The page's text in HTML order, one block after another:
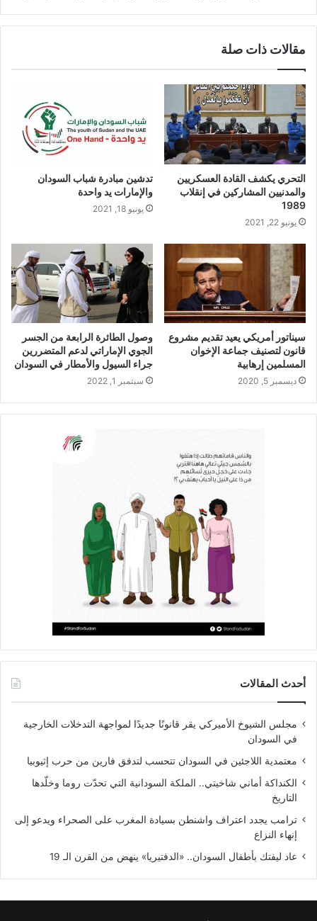
مقالات ذات صلة
التحري يكشف القادة العسكريين
والمدنيين المشاركين في إنقلاب
1989
يونيو 22, 2021
تدشين مبادرة شباب السودان
والإمارات يد واحدة
يونيو 18, 2021
سيناتور أمريكي يعيد تقديم مشروع
قانون لتصنيف جماعة الإخوان
المسلمين إرهابية
ديسمبر 5, 2020
وصول الطائرة الرابعة من الجسر
الجوي الإماراتي لدعم المتضررين
جراء السيول والأمطار في السودان
سبتمبر 1, 2022
أحدث المقالات
مجلس الشيوخ الأميركي يقر قانونًا جديدًا لمواجهة التدخلات الخارجية
في السودان
معتمدية اللاجئين في السودان تتحسب لتدفق فارين من حرب إثيوبيا
الكنداكة أماني شاخيتي.. الملكة السودانية التي تحدّت روما وخلّدها
التاريخ
ترامب يجدد اعتراف واشنطن بسيادة المغرب على الصحراء ويدعو إلى
إنهاء النزاع
عاد ليفتك بأطفال السودان.. «الدفتيريا» ينهض من القرن الـ 19